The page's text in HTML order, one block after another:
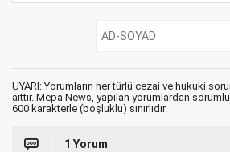
UYARI: Yorumların her türlü cezai ve hukuki
aittir. Mepa News, yapılan yorumlardan
600 karakterle (boşluklu) sınırlıdır.
1 Yorum